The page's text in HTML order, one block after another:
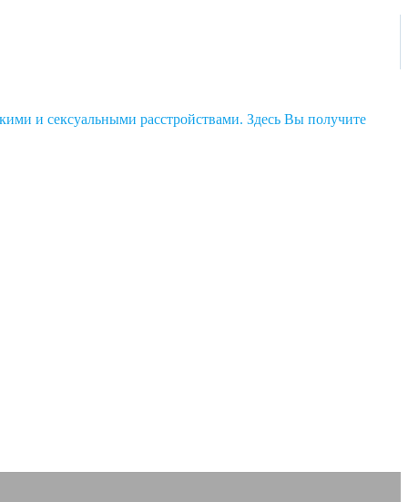
и сексуальными расстройствами. Здесь Вы получите